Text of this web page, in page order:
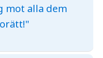
mot alla dem